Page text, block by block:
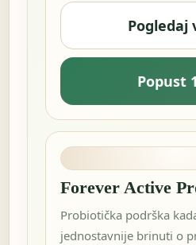
Pogledaj
Popust
Forever Active
Probiotička podrška
jednostavnije brinuti o